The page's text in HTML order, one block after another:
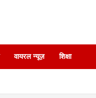
वायरल न्यूज़ शिक्षा